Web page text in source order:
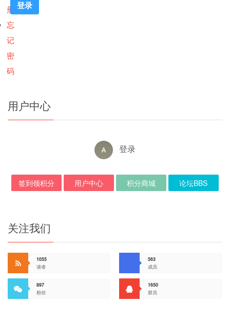
册
忘
记
密
码
用户中心
登录
签到领积分 用户中心 积分商城 论坛BBS
关注我们
1055
读者
563
成员
897
粉丝
1650
群员